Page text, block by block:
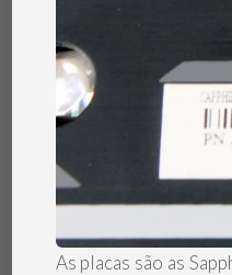
As placas são as